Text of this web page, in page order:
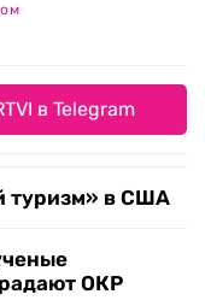
в Telegram
туризм» в США
ОКР